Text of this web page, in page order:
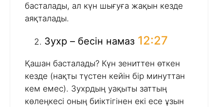
басталады, ал күн шығуға жақын кезде
аяқталады.
Зухр – бесін намаз 12:27
Қашан басталады? Күн зениттен өткен
кезде (нақты түстен кейін бір минуттан
кем емес). Зухрдың уақыты заттың
көлеңкесі оның биіктігінен екі есе ұзын